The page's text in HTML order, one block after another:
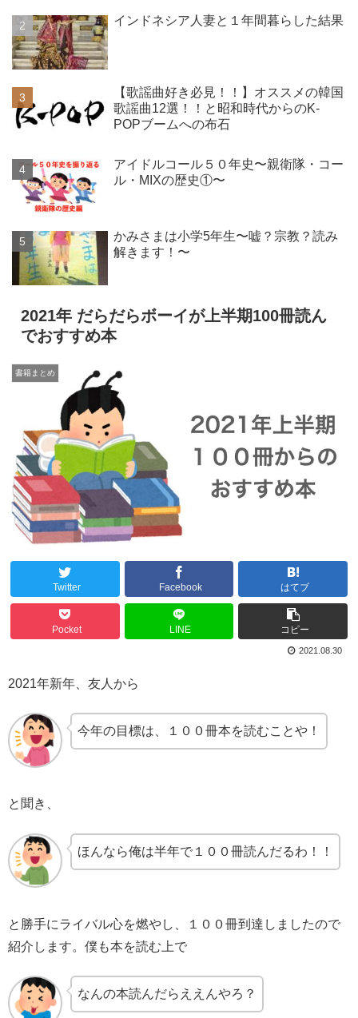
インドネシア人妻と１年間暮らした結果
【歌謡曲好き必見！！】オススメの韓国
歌謡曲12選！！と昭和時代からのK-
POPブームへの布石
アイドルコール５０年史〜親衛隊・コー
ル・MIXの歴史①〜
かみさまは小学5年生〜嘘？宗教？読み
解きます！〜
2021年 だらだらボーイが上半期100冊読ん
でおすすめ本
書籍まとめ
Twitter Facebook はてブ
Pocket LINE コピー
2021.08.30
2021年新年、友人から
今年の目標は、１００冊本を読むことや！
と聞き、
ほんなら俺は半年で１００冊読んだるわ！！
と勝手にライバル心を燃やし、１００冊到達しましたので
紹介します。僕も本を読む上で
なんの本読んだらええんやろ？